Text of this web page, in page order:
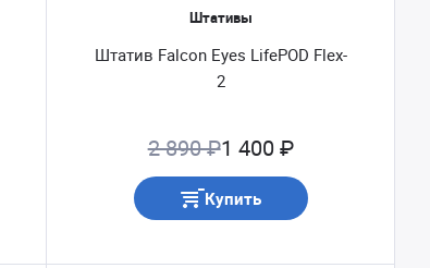
Штативы
Штатив Falcon Eyes LifePOD Flex-
2
2 890 ₽1 400 ₽
Купить